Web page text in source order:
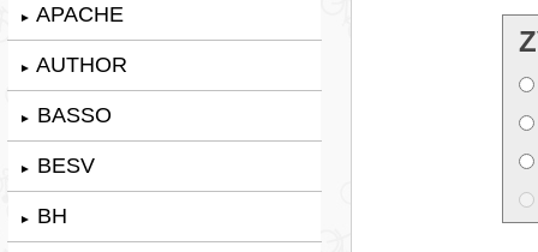
► APACHE
► AUTHOR
► BASSO
► BESV
► BH